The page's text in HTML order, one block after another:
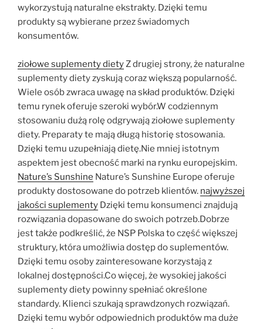
wykorzystują naturalne ekstrakty. Dzięki temu
produkty są wybierane przez świadomych
konsumentów.
ziołowe suplementy dietyZ drugiej strony, że naturalne
suplementy diety zyskują coraz większą popularność.
Wiele osób zwraca uwagę na skład produktów. Dzięki
temu rynek oferuje szeroki wybór.W codziennym
stosowaniu dużą rolę odgrywają ziołowe suplementy
diety. Preparaty te mają długą historię stosowania.
Dzięki temu uzupełniają dietę.Nie mniej istotnym
aspektem jest obecność marki na rynku europejskim.
Nature’s Sunshine Nature’s Sunshine Europe oferuje
produkty dostosowane do potrzeb klientów. najwyższej
jakości suplementy Dzięki temu konsumenci znajdują
rozwiązania dopasowane do swoich potrzeb.Dobrze
jest także podkreślić, że NSP Polska to część większej
struktury, która umożliwia dostęp do suplementów.
Dzięki temu osoby zainteresowane korzystają z
lokalnej dostępności.Co więcej, że wysokiej jakości
suplementy diety powinny spełniać określone
standardy. Klienci szukają sprawdzonych rozwiązań.
Dzięki temu wybór odpowiednich produktów ma duże